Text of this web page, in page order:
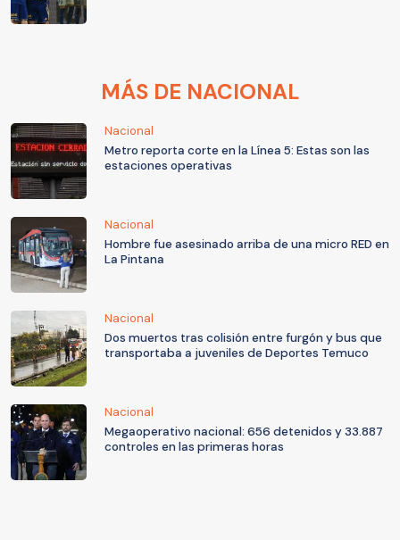
MÁS DE NACIONAL
Nacional
Metro reporta corte en la Línea 5: Estas son las
estaciones operativas
Nacional
Hombre fue asesinado arriba de una micro RED en
La Pintana
Nacional
Dos muertos tras colisión entre furgón y bus que
transportaba a juveniles de Deportes Temuco
Nacional
Megaoperativo nacional: 656 detenidos y 33.887
controles en las primeras horas